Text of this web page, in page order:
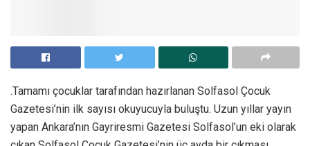
.Tamamı çocuklar tarafından hazırlanan Solfasol Çocuk
Gazetesi’nin ilk sayısı okuyucuyla buluştu. Uzun yıllar yayın
yapan Ankara’nın Gayriresmi Gazetesi Solfasol’un eki olarak